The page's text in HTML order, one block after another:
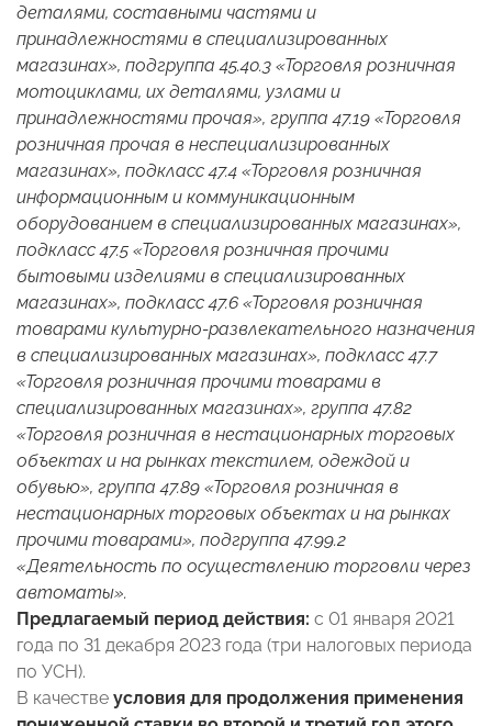
деталями, составными частями и
принадлежностями в специализированных
магазинах», подгруппа 45.40.3 «Торговля розничная
мотоциклами, их деталями, узлами и
принадлежностями прочая», группа 47.19 «Торговля
розничная прочая в неспециализированных
магазинах», подкласс 47.4 «Торговля розничная
информационным и коммуникационным
оборудованием в специализированных магазинах»,
подкласс 47.5 «Торговля розничная прочими
бытовыми изделиями в специализированных
магазинах», подкласс 47.6 «Торговля розничная
товарами культурно-развлекательного назначения
в специализированных магазинах», подкласс 47.7
«Торговля розничная прочими товарами в
специализированных магазинах», группа 47.82
«Торговля розничная в нестационарных торговых
объектах и на рынках текстилем, одеждой и
обувью», группа 47.89 «Торговля розничная в
нестационарных торговых объектах и на рынках
прочими товарами», подгруппа 47.99.2
«Деятельность по осуществлению торговли через
автоматы».
Предлагаемый период действия: с 01 января 2021
года по 31 декабря 2023 года (три налоговых периода
по УСН).
В качестве условия для продолжения применения